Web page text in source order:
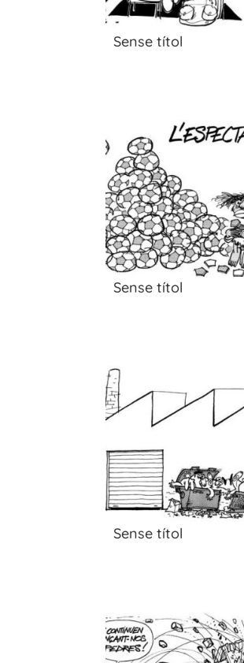
Sense títol
Sense títol
Sense títol